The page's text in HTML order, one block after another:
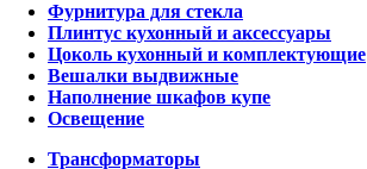
Фурнитура для стекла
Плинтус кухонный и аксессуары
Цоколь кухонный и комплектующие
Вешалки выдвижные
Наполнение шкафов купе
Освещение
Трансформаторы